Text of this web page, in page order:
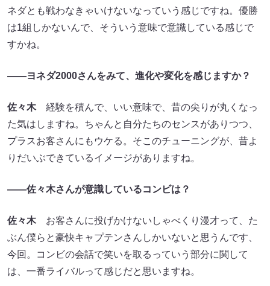
ネダとも戦わなきゃいけないなっていう感じですね。優勝
は1組しかないんで、そういう意味で意識している感じで
すかね。
――ヨネダ2000さんをみて、進化や変化を感じますか？
佐々木経験を積んで、いい意味で、昔の尖りが丸くなっ
た気はしますね。ちゃんと自分たちのセンスがありつつ、
プラスお客さんにもウケる。そこのチューニングが、昔よ
りだいぶできているイメージがありますね。
――佐々木さんが意識しているコンビは？
佐々木お客さんに投げかけないしゃべくり漫才って、た
ぶん僕らと豪快キャプテンさんしかいないと思うんです、
今回。コンビの会話で笑いを取るっていう部分に関して
は、一番ライバルって感じだと思いますね。